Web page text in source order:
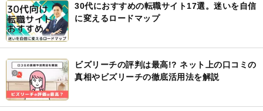
30代におすすめの転職サイト17選。迷いを自信
に変えるロードマップ
ビズリーチの評判は最高!? ネット上の口コミの
真相やビズリーチの徹底活用法を解説